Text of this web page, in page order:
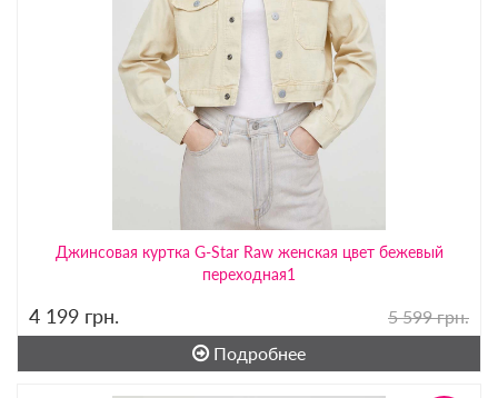
Джинсовая куртка G-Star Raw женская цвет бежевый
переходная1
4 199 грн.
5 599 грн.
Подробнее